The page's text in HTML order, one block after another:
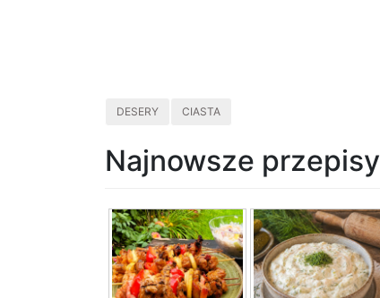
DESERY CIASTA
Najnowsze przepisy